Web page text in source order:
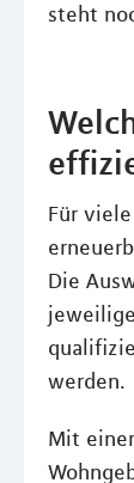
steht
Für
Die
werden.
Mit